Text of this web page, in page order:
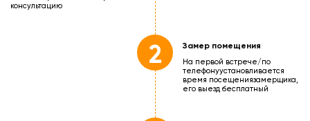
консультацию
Замер помещения
На первой встрече/по
телефонуустановливается
время посещениязамерщика,
его выезд бесплатный
2